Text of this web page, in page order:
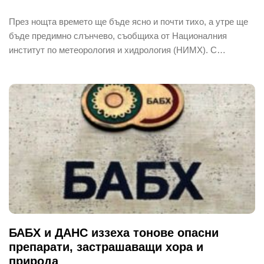
През нощта времето ще бъде ясно и почти тихо, а утре ще
бъде предимно слънчево, съобщиха от Националния
институт по метеорология и хидрология (НИМХ). С…
БАБХ и ДАНС иззеха тонове опасни
препарати, застрашаващи хора и
природа